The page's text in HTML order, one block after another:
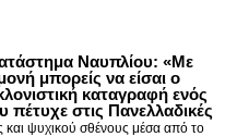
Ναυπλίου: «Με
μπορείς να είσαι ο
καταγραφή ενός
πέτυχε στις Πανελλαδικές
και ψυχικού σθένους μέσα από το